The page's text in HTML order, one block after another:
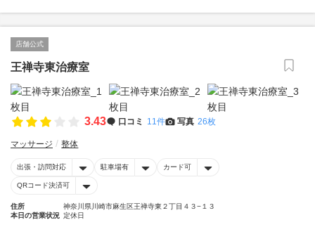
店舗公式
王禅寺東治療室
3.43 口コミ 11件 写真 26枚
マッサージ 整体
出張・訪問対応 駐車場有 カード可
QRコード決済可
住所
神奈川県川崎市麻生区王禅寺東２丁目４３−１３
本日の営業状況 定休日